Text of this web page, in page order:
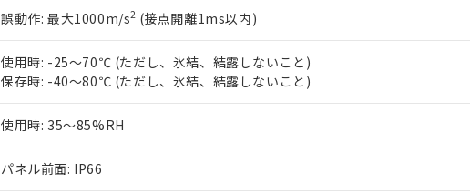
誤動作: 最大1000m/s2 (接点開離1ms以内)
使用時: -25～70℃ (ただし、氷結、結露しないこと)
保存時: -40～80℃ (ただし、氷結、結露しないこと)
使用時: 35～85%RH
パネル前面: IP66
り割愛しております。